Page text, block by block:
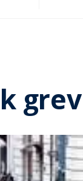
grev